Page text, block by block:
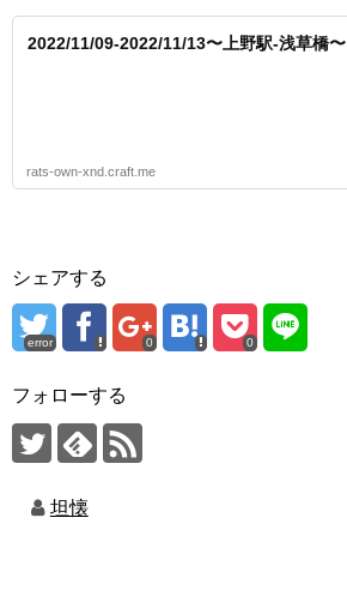
2022/11/09-2022/11/13〜上野駅-浅草橋〜
rats-own-xnd.craft.me
シェアする
error 0 0
フォローする
坦懐